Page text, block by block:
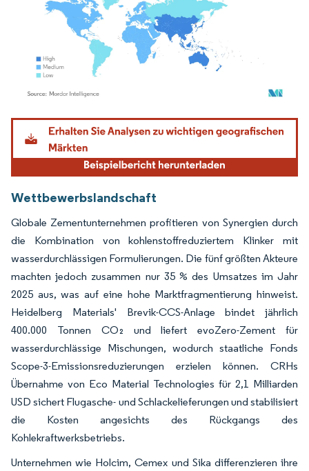
Bild © Mordor Intelligence. Wiederverwendung erfordert Namensnennung gemäß
Wettbewerbslandschaft
Globale Zementunternehmen profitieren von Synergien durch
die Kombination von kohlenstoffreduziertem Klinker mit
wasserdurchlässigen Formulierungen. Die fünf größten Akteure
machten jedoch zusammen nur 35 % des Umsatzes im Jahr
2025 aus, was auf eine hohe Marktfragmentierung hinweist.
Heidelberg Materials' Brevik-CCS-Anlage bindet jährlich
400.000 Tonnen CO₂ und liefert evoZero-Zement für
wasserdurchlässige Mischungen, wodurch staatliche Fonds
Scope-3-Emissionsreduzierungen erzielen können. CRHs
Übernahme von Eco Material Technologies für 2,1 Milliarden
USD sichert Flugasche- und Schlackelieferungen und stabilisiert
die Kosten angesichts des Rückgangs des
Kohlekraftwerksbetriebs.
Unternehmen wie Holcim, Cemex und Sika differenzieren ihre